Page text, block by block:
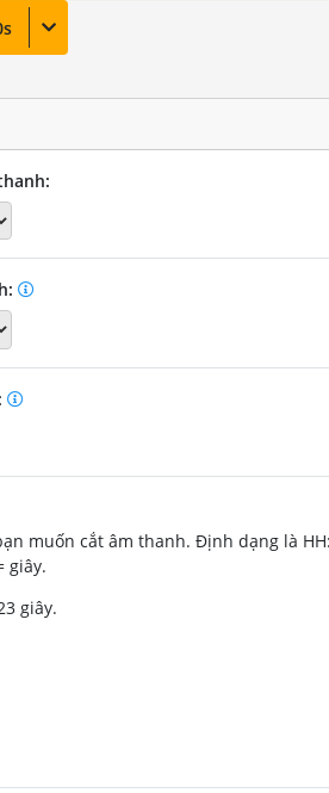
s
muốn cắt âm thanh. Định dạng là
giây.
giây.